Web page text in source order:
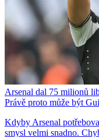
Arsenal dal 75 milionů
Právě proto může být
Kdyby Arsenal
smysl velmi snadno.